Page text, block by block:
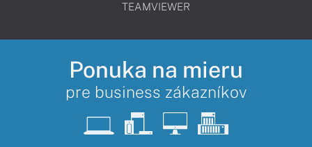
TEAMVIEWER
Ponuka na mieru
pre business zákazníkov